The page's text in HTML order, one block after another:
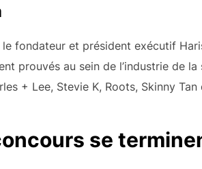
fondateur et président exécutif
prouvés au sein de l’industrie de
+ Lee, Stevie K, Roots, Skinny Tan
se